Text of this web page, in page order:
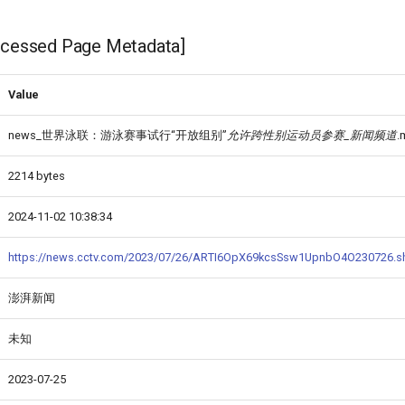
Page Metadata]
Value
news_世界泳联：游泳赛事试行“开放组别” 允许跨性别运动员参赛_新闻频道
2214 bytes
2024-11-02 10:38:34
https://news.cctv.com/2023/07/26/
澎湃新闻
未知
2023-07-25